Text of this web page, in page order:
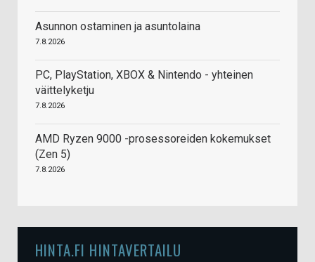
Asunnon ostaminen ja asuntolaina
7.8.2026
PC, PlayStation, XBOX & Nintendo - yhteinen
väittelyketju
7.8.2026
AMD Ryzen 9000 -prosessoreiden kokemukset
(Zen 5)
7.8.2026
HINTA.FI HINTAVERTAILU